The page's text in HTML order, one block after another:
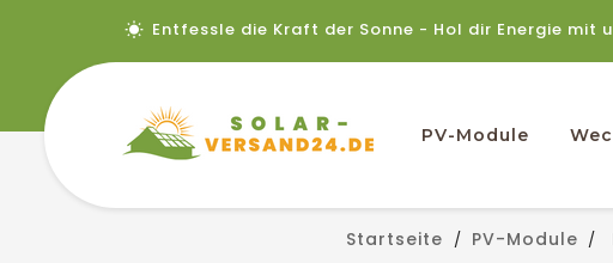
Entfessle die Kraft der Sonne - Hol dir Energie mit
PV-Module
Startseite PV-Module